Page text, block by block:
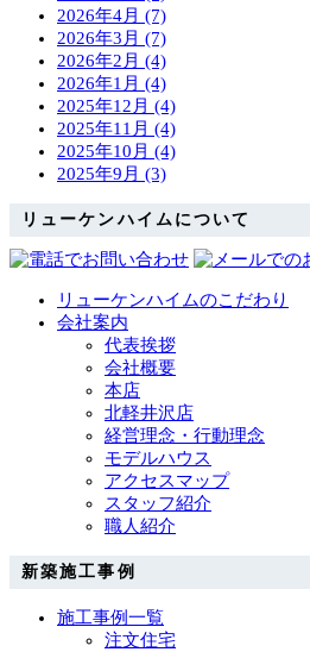
2026年4月 (7)
2026年3月 (7)
2026年2月 (4)
2026年1月 (4)
2025年12月 (4)
2025年11月 (4)
2025年10月 (4)
2025年9月 (3)
リューケンハイムについて
リューケンハイムのこだわり
会社案内
代表挨拶
会社概要
本店
北軽井沢店
経営理念・行動理念
モデルハウス
アクセスマップ
スタッフ紹介
職人紹介
新築施工事例
施工事例一覧
注文住宅